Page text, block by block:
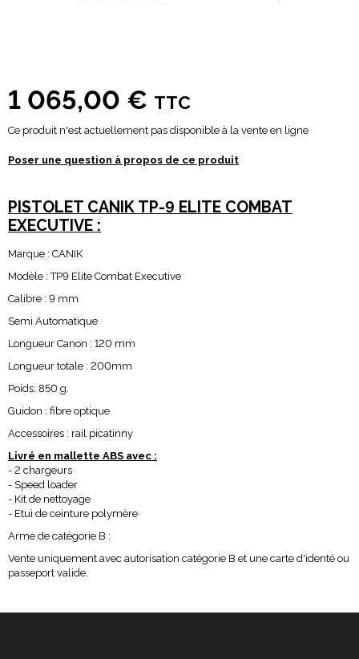
1 065,00 € TTC
Ce produit n'est actuellement pas disponible à la vente en ligne
Poser une question à propos de ce produit
PISTOLET CANIK TP-9 ELITE COMBAT
EXECUTIVE :
Marque : CANIK
Modèle : TP9 Elite Combat Executive
Calibre : 9 mm
Semi Automatique
Longueur Canon : 120 mm
Longueur totale : 200mm
Poids: 850 g.
Guidon : fibre optique
Accessoires : rail picatinny
Livré en mallette ABS avec :
- 2 chargeurs
- Speed loader
- Kit de nettoyage
- Etui de ceinture polymère
Arme de catégorie B :
Vente uniquement avec autorisation catégorie B et une carte d'identé ou
passeport valide.